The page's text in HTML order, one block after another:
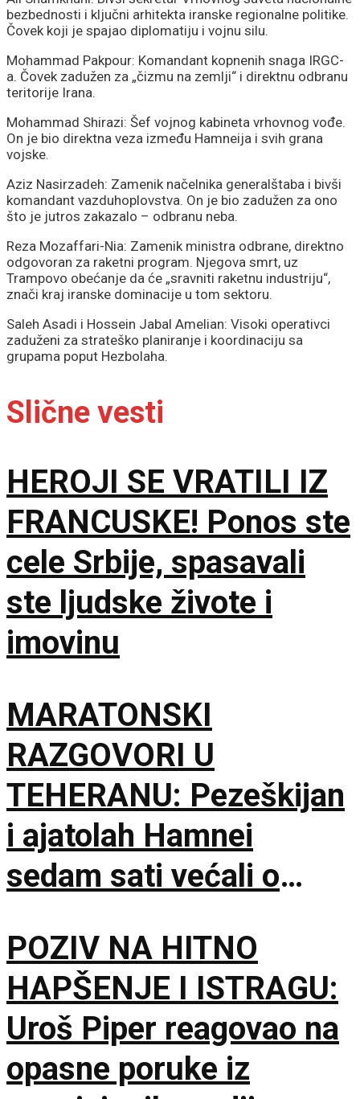
bezbednosti i ključni arhitekta iranske regionalne politike.
Čovek koji je spajao diplomatiju i vojnu silu.
Mohammad Pakpour: Komandant kopnenih snaga IRGC-
a. Čovek zadužen za „čizmu na zemlji“ i direktnu odbranu
teritorije Irana.
Mohammad Shirazi: Šef vojnog kabineta vrhovnog vođe.
On je bio direktna veza između Hamneija i svih grana
vojske.
Aziz Nasirzadeh: Zamenik načelnika generalštaba i bivši
komandant vazduhoplovstva. On je bio zadužen za ono
što je jutros zakazalo – odbranu neba.
Reza Mozaffari-Nia: Zamenik ministra odbrane, direktno
odgovoran za raketni program. Njegova smrt, uz
Trampovo obećanje da će „sravniti raketnu industriju“,
znači kraj iranske dominacije u tom sektoru.
Saleh Asadi i Hossein Jabal Amelian: Visoki operativci
zaduženi za strateško planiranje i koordinaciju sa
grupama poput Hezbolaha.
Slične vesti
HEROJI SE VRATILI IZ
FRANCUSKE! Ponos ste
cele Srbije, spasavali
ste ljudske živote i
imovinu
MARATONSKI
RAZGOVORI U
TEHERANU: Pezeškijan
i ajatolah Hamnei
sedam sati većali o
POZIV NA HITNO
HAPŠENJE I ISTRAGU:
Uroš Piper reagovao na
opasne poruke iz